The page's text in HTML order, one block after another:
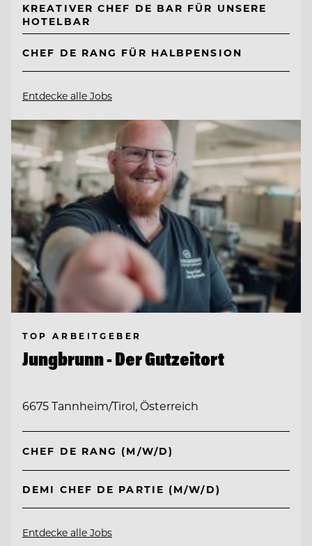
KREATIVER CHEF DE BAR FÜR UNSERE
HOTELBAR
CHEF DE RANG FÜR HALBPENSION
Entdecke alle Jobs
TOP ARBEITGEBER
Jungbrunn - Der Gutzeitort
6675 Tannheim/Tirol, Österreich
CHEF DE RANG (M/W/D)
DEMI CHEF DE PARTIE (M/W/D)
Entdecke alle Jobs